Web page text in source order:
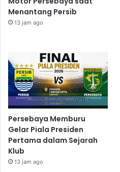
Menantang Persib
13 jam ago
Persebaya Memburu
Gelar Piala Presiden
Pertama dalam Sejarah
Klub
13 jam ago